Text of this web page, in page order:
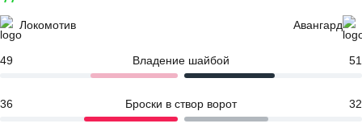
Локомотив Авангард
49 Владение шайбой 51
36 Броски в створ ворот 32